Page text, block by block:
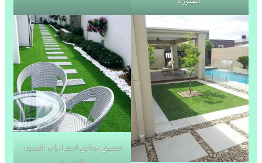
تنسيق حدائق استراحات المدينة